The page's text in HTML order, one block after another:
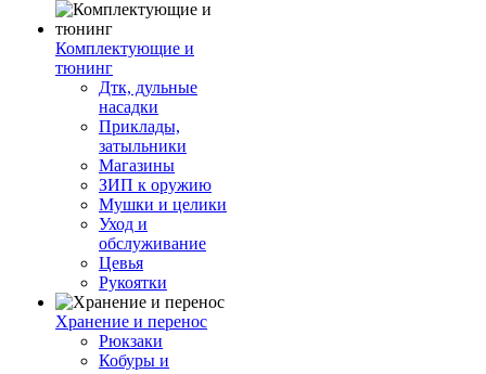
Комплектующие и
тюнинг
Дтк, дульные
насадки
Приклады,
затыльники
Магазины
ЗИП к оружию
Мушки и целики
Уход и
обслуживание
Цевья
Рукоятки
Хранение и перенос
Рюкзаки
Кобуры и